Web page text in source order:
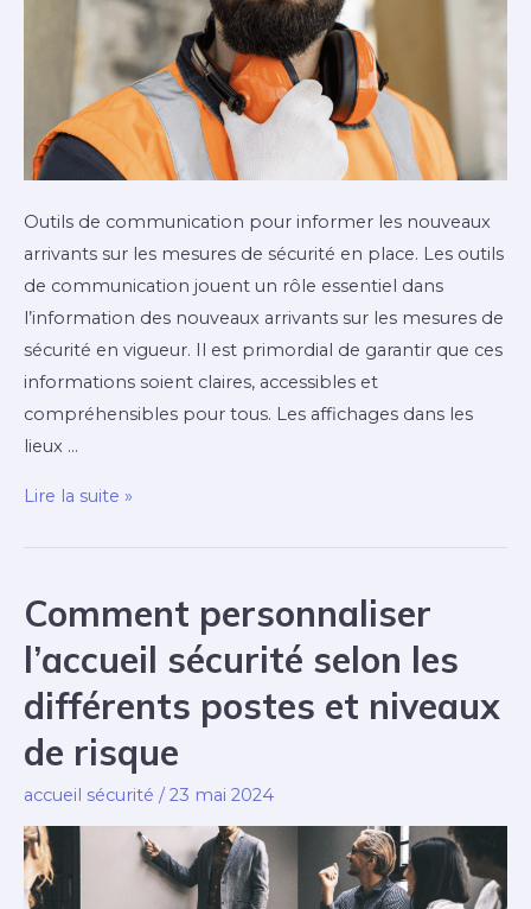
Outils de communication pour informer les nouveaux
arrivants sur les mesures de sécurité en place. Les outils
de communication jouent un rôle essentiel dans
l’information des nouveaux arrivants sur les mesures de
sécurité en vigueur. Il est primordial de garantir que ces
informations soient claires, accessibles et
compréhensibles pour tous. Les affichages dans les
lieux …
Les
pour
un
sécurité
réussi
Lire la suite »
Comment personnaliser
l’accueil sécurité selon les
différents postes et niveaux
de risque
accueil sécurité /23 mai 2024